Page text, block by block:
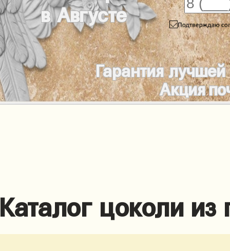
в Августе
Гарантия
Акция
цоколи